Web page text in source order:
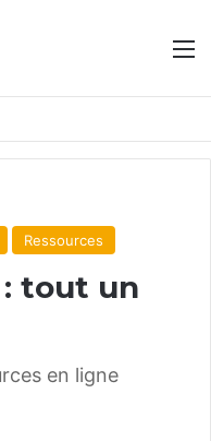
Ressources
: tout un
en ligne